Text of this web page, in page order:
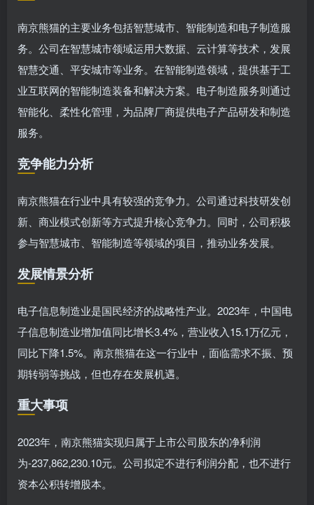
南京熊猫的主要业务包括智慧城市、智能制造和电子制造服
务。公司在智慧城市领域运用大数据、云计算等技术，发展
智慧交通、平安城市等业务。在智能制造领域，提供基于工
业互联网的智能制造装备和解决方案。电子制造服务则通过
智能化、柔性化管理，为品牌厂商提供电子产品研发和制造
服务。
竞争能力分析
南京熊猫在行业中具有较强的竞争力。公司通过科技研发创
新、商业模式创新等方式提升核心竞争力。同时，公司积极
参与智慧城市、智能制造等领域的项目，推动业务发展。
发展情景分析
电子信息制造业是国民经济的战略性产业。2023年，中国电
子信息制造业增加值同比增长3.4%，营业收入15.1万亿元，
同比下降1.5%。南京熊猫在这一行业中，面临需求不振、预
期转弱等挑战，但也存在发展机遇。
重大事项
2023年，南京熊猫实现归属于上市公司股东的净利润
为-237,862,230.10元。公司拟定不进行利润分配，也不进行
资本公积转增股本。